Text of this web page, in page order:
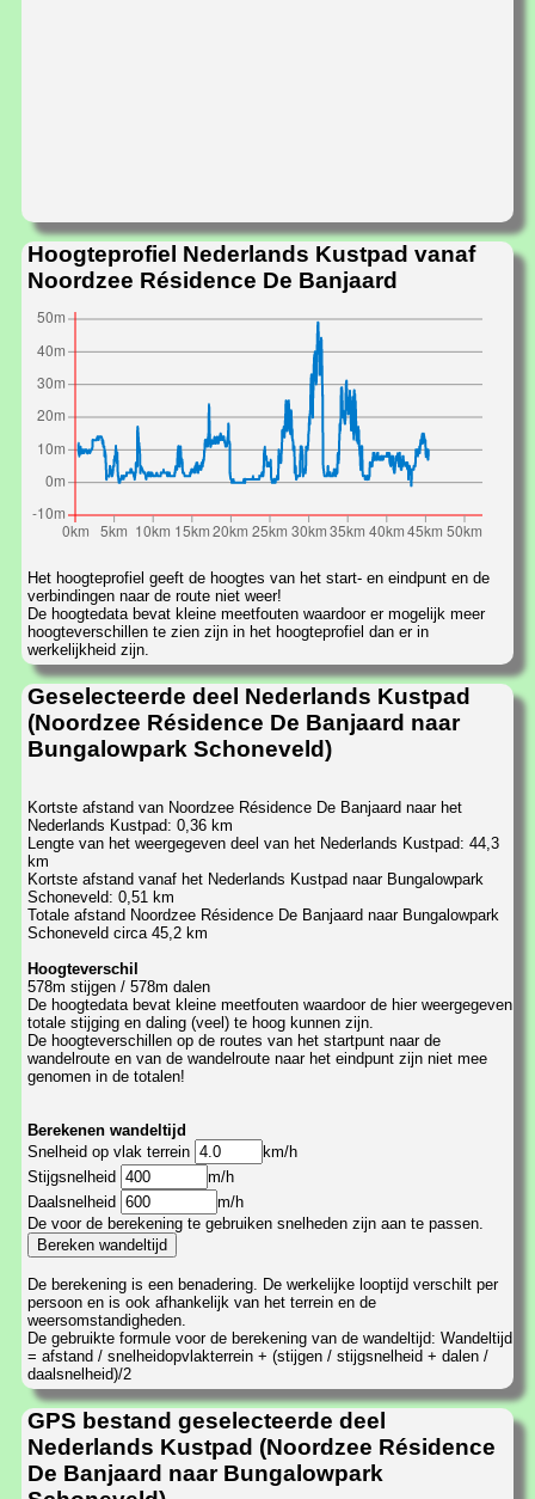
Hoogteprofiel Nederlands Kustpad vanaf
Noordzee Résidence De Banjaard
Het hoogteprofiel geeft de hoogtes van het start- en eindpunt en de
verbindingen naar de route niet weer!
De hoogtedata bevat kleine meetfouten waardoor er mogelijk meer
hoogteverschillen te zien zijn in het hoogteprofiel dan er in
werkelijkheid zijn.
Geselecteerde deel Nederlands Kustpad
(Noordzee Résidence De Banjaard naar
Bungalowpark Schoneveld)
Kortste afstand van Noordzee Résidence De Banjaard naar het
Nederlands Kustpad: 0,36 km
Lengte van het weergegeven deel van het Nederlands Kustpad: 44,3
km
Kortste afstand vanaf het Nederlands Kustpad naar Bungalowpark
Schoneveld: 0,51 km
Totale afstand Noordzee Résidence De Banjaard naar Bungalowpark
Schoneveld circa 45,2 km
Hoogteverschil
578m stijgen / 578m dalen
De hoogtedata bevat kleine meetfouten waardoor de hier weergegeven
totale stijging en daling (veel) te hoog kunnen zijn.
De hoogteverschillen op de routes van het startpunt naar de
wandelroute en van de wandelroute naar het eindpunt zijn niet mee
genomen in de totalen!
Berekenen wandeltijd
Snelheid op vlak terrein
km/h
Stijgsnelheid
m/h
Daalsnelheid
m/h
De voor de berekening te gebruiken snelheden zijn aan te passen.
De berekening is een benadering. De werkelijke looptijd verschilt per
persoon en is ook afhankelijk van het terrein en de
weersomstandigheden.
De gebruikte formule voor de berekening van de wandeltijd: Wandeltijd
= afstand / snelheidopvlakterrein + (stijgen / stijgsnelheid + dalen /
daalsnelheid)/2
GPS bestand geselecteerde deel
Nederlands Kustpad (Noordzee Résidence
De Banjaard naar Bungalowpark